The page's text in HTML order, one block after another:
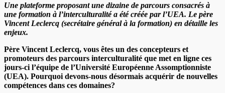
Une plateforme proposant une dizaine de parcours consacrés à
une formation à l’interculturalité a été créée par l’UEA. Le père
Vincent Leclercq (secrétaire général à la formation) en détaille les
enjeux.
Père Vincent Leclercq, vous êtes un des concepteurs et
promoteurs des parcours interculturalité que met en ligne ces
jours-ci l’équipe de l’Université Européenne Assomptionniste
(UEA). Pourquoi devons-nous désormais acquérir de nouvelles
compétences dans ces domaines?